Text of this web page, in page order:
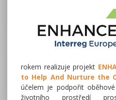
rokem realizuje projekt
to Help And Nurture the
účelem je podpořit
životního prostředí